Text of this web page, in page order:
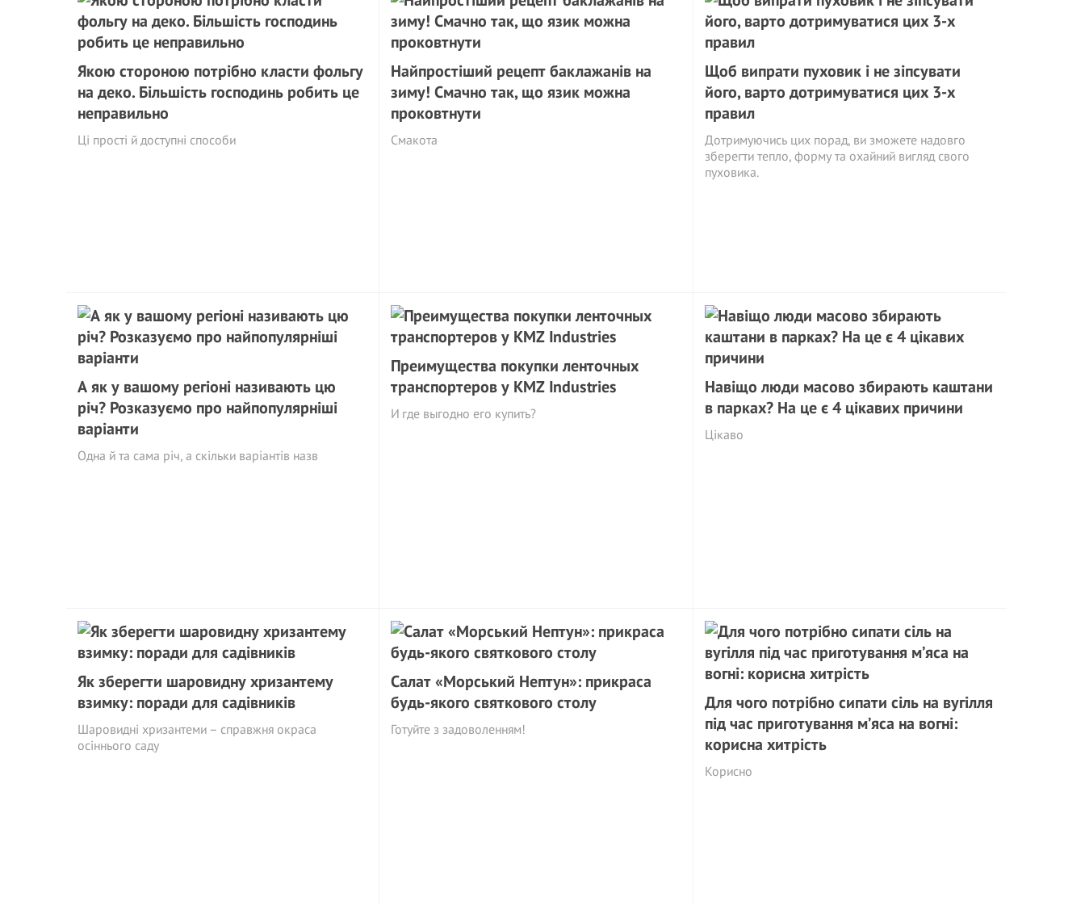
Якою стороною потрібно класти фольгу
на деко. Більшість господинь робить це
неправильно
Ці прості й доступні способи
Найпростіший рецепт баклажанів на
зиму! Смачно так, що язик можна
проковтнути
Смакота
Щоб випрати пуховик і не зіпсувати
його, варто дотримуватися цих 3-х
правил
Дотримуючись цих порад, ви зможете надовго
зберегти тепло, форму та охайний вигляд свого
пуховика.
А як у вашому регіоні називають цю
річ? Розказуємо про найпопулярніші
варіанти
Одна й та сама річ, а скільки варіантів назв
Преимущества покупки ленточных
транспортеров у KMZ Industries
И где выгодно его купить?
Навіщо люди масово збирають каштани
в парках? На це є 4 цікавих причини
Цікаво
Як зберегти шаровидну хризантему
взимку: поради для садівників
Шаровидні хризантеми – справжня окраса
осіннього саду
Салат «Морський Нептун»: прикраса
будь-якого святкового столу
Готуйте з задоволенням!
Для чого потрібно сипати сіль на вугілля
під час приготування м’яса на вогні:
корисна хитрість
Корисно